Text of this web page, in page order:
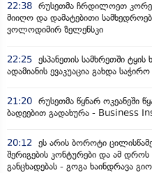
22:38 რუსეთმა ჩრდილოეთ
მიიღო და დამატებითი
ვოლოდიმირ ზელენსკი
22:25 ესპანეთის სამხრეთში
ადამიანის ევაკუაცია გახდა საჭირო
21:20 რუსეთმა წყნარ ოკეანეში
ბადეებით გადახურა - Business
20:12 ეს არის ბოროტი
შერიგების კონტურები და ამ დროს
განცხადებას - გოგა ხაინდრავა